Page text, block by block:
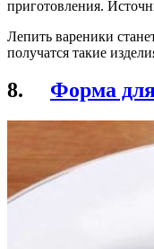
приготовления.
Лепить вареники
получатся такие
8. Форма